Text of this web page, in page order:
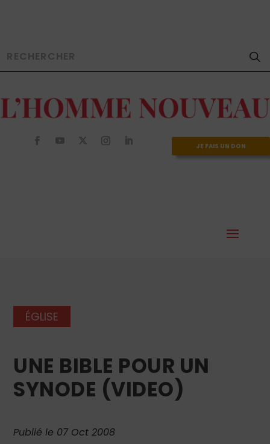
JE FAIS UN DON
ÉGLISE
UNE BIBLE POUR UN
SYNODE (VIDEO)
Publié le 07 Oct 2008